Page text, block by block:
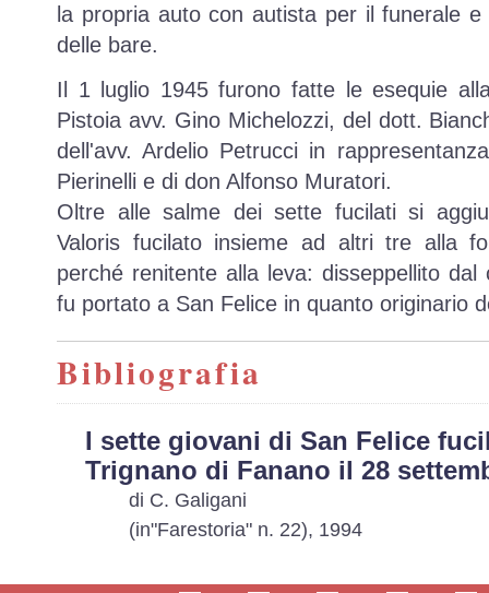
la propria auto con autista per il funerale
delle bare.
Il 1 luglio 1945 furono fatte le esequie
Pistoia avv. Gino Michelozzi, del dott.
dell'avv. Ardelio Petrucci in
Pierinelli e di don Alfonso Muratori.
Oltre alle salme dei sette fucilati si
Valoris fucilato insieme ad altri tre alla
perché renitente alla leva: disseppellito dal
fu portato a San Felice in quanto originario
Bibliografia
I sette giovani di San Felice
Trignano di Fanano il 28
di C. Galigani
(in"Farestoria" n. 22), 1994